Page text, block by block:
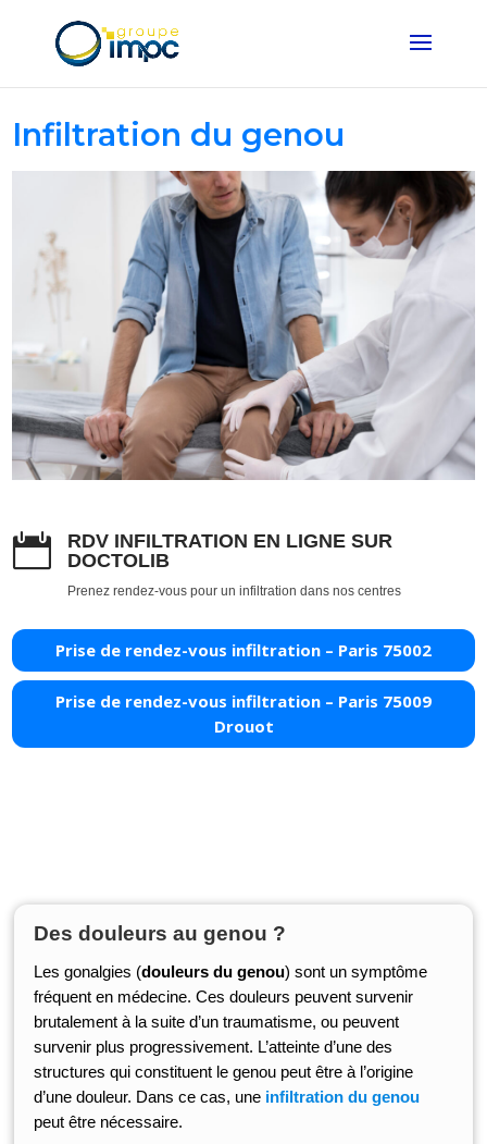
Infiltration du genou

RDV INFILTRATION EN LIGNE SUR
DOCTOLIB
Prenez rendez-vous pour un infiltration dans nos centres
Prise de rendez-vous infiltration – Paris 75002
Prise de rendez-vous infiltration – Paris 75009
Drouot
Des douleurs au genou ?
Les gonalgies (douleurs du genou) sont un symptôme
fréquent en médecine. Ces douleurs peuvent survenir
brutalement à la suite d’un traumatisme, ou peuvent
survenir plus progressivement. L’atteinte d’une des
structures qui constituent le genou peut être à l’origine
d’une douleur. Dans ce cas, une infiltration du genou
peut être nécessaire.